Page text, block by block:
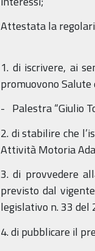
Attestata la
1. di iscrivere, ai
promuovono
- Palestra “Giulio
2. di stabilire che
Attività Motoria
3. di provvedere
previsto dal
legislativo n. 33 del
4. di pubblicare il